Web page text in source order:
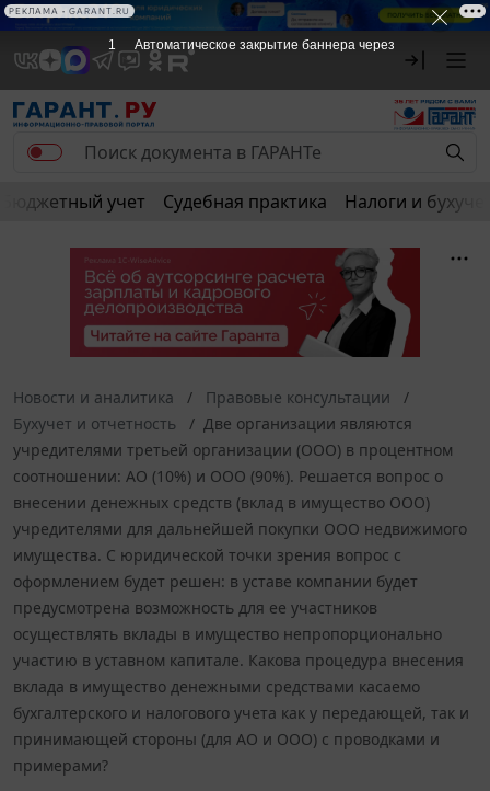
РЕКЛАМА
Бюджетный учет Судебная практика Налоги и
Новости и аналитика
Правовые консультации
Бухучет и отчетность
Две организации являются
учредителями третьей организации (ООО) в процентном
соотношении: АО (10%) и ООО (90%). Решается вопрос о
внесении денежных средств (вклад в имущество ООО)
учредителями для дальнейшей покупки ООО недвижимого
имущества. С юридической точки зрения вопрос с
оформлением будет решен: в уставе компании будет
предусмотрена возможность для ее участников
осуществлять вклады в имущество непропорционально
участию в уставном капитале. Какова процедура внесения
вклада в имущество денежными средствами касаемо
бухгалтерского и налогового учета как у передающей, так и
принимающей стороны (для АО и ООО) с проводками и
примерами?
1 Автоматическое закрытие баннера через
РЕКЛАМА • GARANT.RU